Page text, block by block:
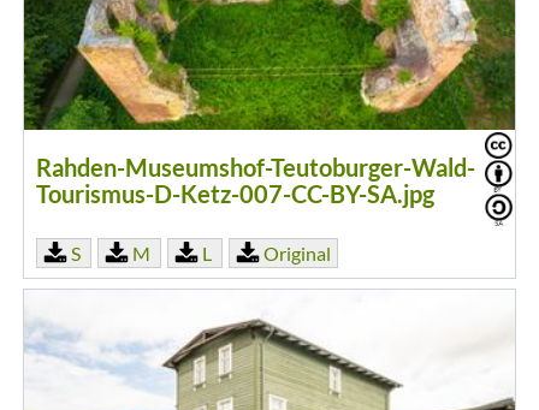
Rahden-Museumshof-Teutoburger-Wald-
Tourismus-D-Ketz-007-CC-BY-SA.jpg
S M L Original